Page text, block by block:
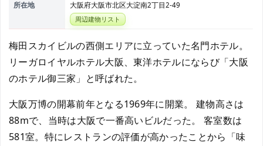
所在地
大阪府大阪市北区大淀南2丁目2-49
周辺建物リスト
梅田スカイビルの西側エリアに立っていた名門ホテル。
リーガロイヤルホテル大阪、東洋ホテルにならび「大阪
のホテル御三家」と呼ばれた。
大阪万博の開幕前年となる1969年に開業。 建物高さは
88mで、当時は大阪で一番高いビルだった。 客室数は
581室。特にレストランの評価が高かったことから「味